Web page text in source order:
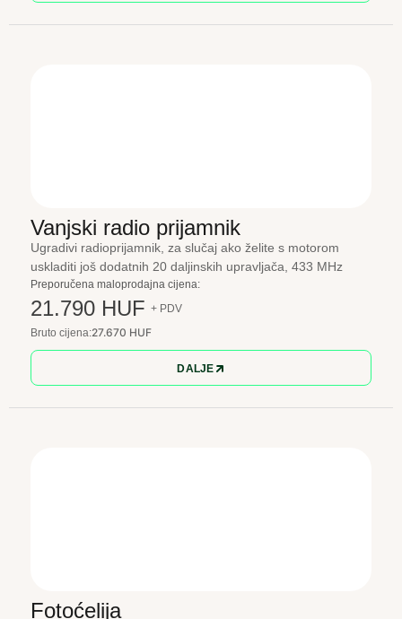
Vanjski radio prijamnik
Ugradivi radioprijamnik, za slučaj ako želite s motorom
uskladiti još dodatnih 20 daljinskih upravljača, 433 MHz
Preporučena maloprodajna cijena:
21.790 HUF + PDV
Bruto cijena:27.670 HUF
DALJE
Fotoćelija